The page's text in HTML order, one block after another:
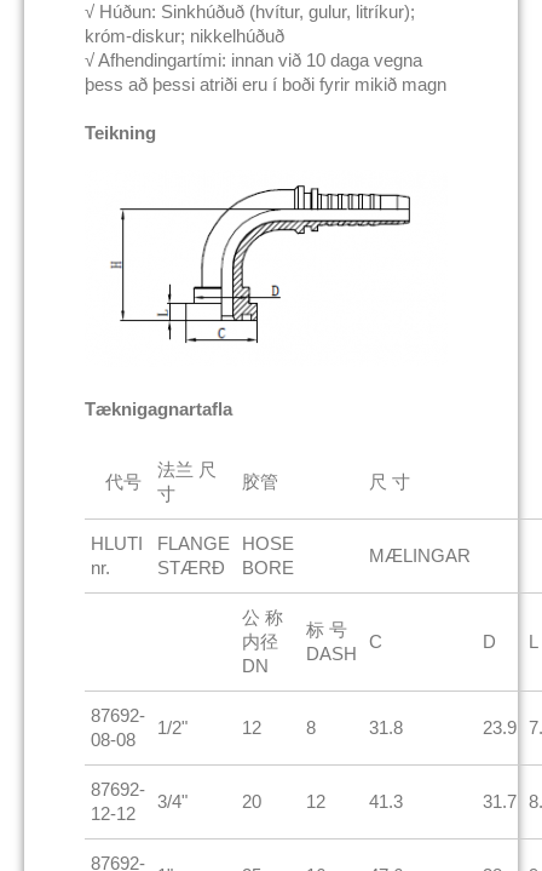
√ Húðun: Sinkhúðuð (hvítur, gulur, litríkur);
króm-diskur; nikkelhúðuð
√ Afhendingartími: innan við 10 daga vegna
þess að þessi atriði eru í boði fyrir mikið magn
Teikning
Tæknigagnartafla
代号
法兰 尺
寸
胶管 尺 寸
HLUTI
nr.
FLANGE
STÆRÐ
HOSE
BORE
MÆLINGAR
公 称
内径
DN
标 号
DASH
C D L
87692-
08-08
1/2" 12 8 31.8 23.9
87692-
12-12
3/4" 20 12 41.3 31.7
87692-